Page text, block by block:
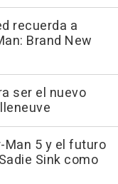
recuerda a
Brand New
ser el nuevo
Man 5 y el futuro
Sink como